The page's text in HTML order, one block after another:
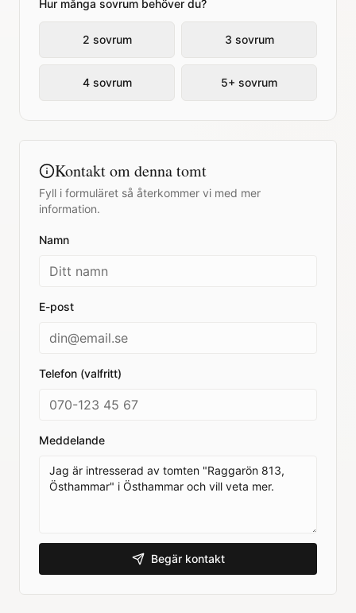
Hur många sovrum behöver du?
2 sovrum 3 sovrum
4 sovrum 5+ sovrum
Kontakt om denna tomt
Fyll i formuläret så återkommer vi med mer
information.
Namn
E-post
Telefon (valfritt)
Meddelande
Begär kontakt